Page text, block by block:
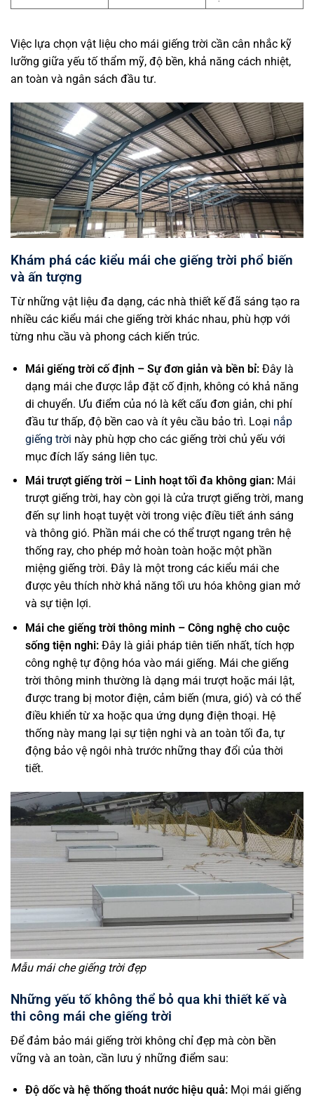
Việc lựa chọn vật liệu cho mái giếng trời cần cân nhắc kỹ
lưỡng giữa yếu tố thẩm mỹ, độ bền, khả năng cách nhiệt,
an toàn và ngân sách đầu tư.
Khám phá các kiểu mái che giếng trời phổ biến
và ấn tượng
Từ những vật liệu đa dạng, các nhà thiết kế đã sáng tạo ra
nhiều các kiểu mái che giếng trời khác nhau, phù hợp với
từng nhu cầu và phong cách kiến trúc.
Mái giếng trời cố định – Sự đơn giản và bền bỉ:Đây là
dạng mái che được lắp đặt cố định, không có khả năng
di chuyển. Ưu điểm của nó là kết cấu đơn giản, chi phí
đầu tư thấp, độ bền cao và ít yêu cầu bảo trì. Loại nắp
giếng trời này phù hợp cho các giếng trời chủ yếu với
mục đích lấy sáng liên tục.
Mái trượt giếng trời – Linh hoạt tối đa không gian:Mái
trượt giếng trời, hay còn gọi là cửa trượt giếng trời, mang
đến sự linh hoạt tuyệt vời trong việc điều tiết ánh sáng
và thông gió. Phần mái che có thể trượt ngang trên hệ
thống ray, cho phép mở hoàn toàn hoặc một phần
miệng giếng trời. Đây là một trong các kiểu mái che
được yêu thích nhờ khả năng tối ưu hóa không gian mở
và sự tiện lợi.
Mái che giếng trời thông minh – Công nghệ cho cuộc
sống tiện nghi:Đây là giải pháp tiên tiến nhất, tích hợp
công nghệ tự động hóa vào mái giếng. Mái che giếng
trời thông minh thường là dạng mái trượt hoặc mái lật,
được trang bị motor điện, cảm biến (mưa, gió) và có thể
điều khiển từ xa hoặc qua ứng dụng điện thoại. Hệ
thống này mang lại sự tiện nghi và an toàn tối đa, tự
động bảo vệ ngôi nhà trước những thay đổi của thời
tiết.
Mẫu mái che giếng trời đẹp
Những yếu tố không thể bỏ qua khi thiết kế và
thi công mái che giếng trời
Để đảm bảo mái giếng trời không chỉ đẹp mà còn bền
vững và an toàn, cần lưu ý những điểm sau:
Độ dốc và hệ thống thoát nước hiệu quả:Mọi mái giếng